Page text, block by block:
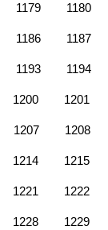
1179 1180
1186 1187
1193 1194
1200 1201
1207 1208
1214 1215
1221 1222
1228 1229